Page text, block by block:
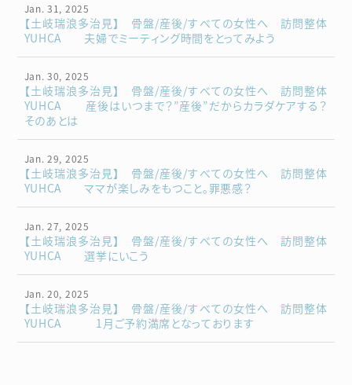
Jan. 31, 2025
【土岐瑞浪多治見】 骨盤/産後/すべての女性へ 訪問整体
YUHCA 夫婦でミーティング時間をとってみよう
Jan. 30, 2025
【土岐瑞浪多治見】 骨盤/産後/すべての女性へ 訪問整体
YUHCA 産後はいつまで？”産後”だからカラダケアする？
そのあとは
Jan. 29, 2025
【土岐瑞浪多治見】 骨盤/産後/すべての女性へ 訪問整体
YUHCA ママが楽しみをもつこと。罪悪感？
Jan. 27, 2025
【土岐瑞浪多治見】 骨盤/産後/すべての女性へ 訪問整体
YUHCA 選挙にいこう
Jan. 20, 2025
【土岐瑞浪多治見】 骨盤/産後/すべての女性へ 訪問整体
YUHCA 1月ご予約満席となっております